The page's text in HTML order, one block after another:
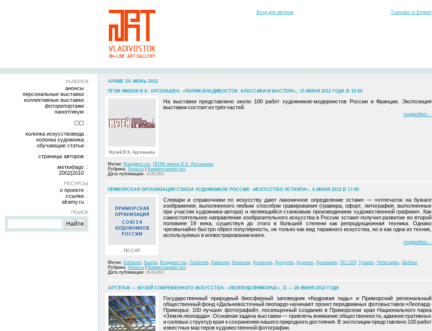
Вход для авторов Translate to English
ГАЛЕРЕЯ
анонсы
персональные выставки
коллективные выставки
фоторепортажи
паноптикум
▢▢
колонка искусствоведа
колонка художника
обучающие статьи
страницы авторов
метки|tags
2002|2010
РЕСУРСЫ
о проекте
ссылки
alramy.ru
ПОИСК
АРХИВ ЗА ИЮНЬ 2012
ПГОМ ИМЕНИ В.К. АРСЕНЬЕВА: «ПАРИЖ-ВЛАДИВОСТОК. КЛАССИКИ И МАСТЕРА», 15 ИЮНЯ 2012 ГОДА В 15:00
Музей В.К. Арсеньева
На выставке представлено около 100 работ художников-модернистов России и Франции. Экспозиция
выставки состоит из трёх частей.
подробно
Метки: Владивосток, ПГОМ имени В.К. Арсеньева
Рубрика: Анонсы
Комментариев нет
Дата публикации: 14.06.2012
ПРИМОРСКАЯ ОРГАНИЗАЦИЯ СОЮЗА ХУДОЖНИКОВ РОССИИ: «ИСКУССТВО ЭСТАМПА», 6 ИЮНЯ 2012 В 17:00
ПО СХР
Словари и справочники по искусству дают лаконичное определение эстамп — «отпечаток на бумаге
изображения, выполненного любым способом гравирования (гравюра, офорт, литография, выполненные
при участии художника-автора) и являющийся станковым произведением художественной графики». Как
самостоятельное направление изобразительного искусства в России эстамп получил развитие во второй
половине 19 века, существуя до этого в большей степени как репродукционная техника. Однако
чрезвычайно быстро обрел популярность, не только как вид тиражного искусства, но и как одна из техник,
используемых в иллюстрировании книги.
подробно
Метки: Бабанин, Быков, Владивосток, Горбачёв, Камалов, Конюхов, Кузнецов, Кунгуров, Куценко, Кушнарёв, ПО СХР, Тушкин, Чеботарёв, Шебеко
Рубрика: Анонсы
Комментариев нет
Дата публикации: 05.06.2012
АРТЭТАЖ — МУЗЕЙ СОВРЕМЕННОГО ИСКУССТВА: «ЛЕОПАРД-ПРИМОРЬЕ», 11 — 28 ИЮНЯ 2012 ГОДА
Государственный природный биосферный заповедник «Кедровая падь» и Приморский региональный
общественный фонд «Дальневосточный леопард» начинают проект передвижных фотовыставок «Леопард-
Приморье. 100 лучших фотографий», посвященный созданию в Приморском крае Национального парка
«Земля леопарда». Основная задача выставки — привлечь внимание общественности, административных
и силовых структур края к сохранению нашего природного достояния. В экспозиции представлено 100 работ
известных мастеров художественной фотографии.